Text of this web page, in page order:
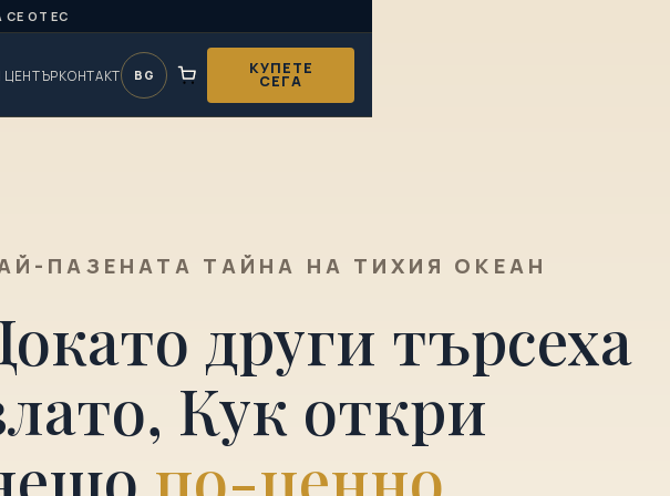
ОТ ЕС
КОНТАКТ BG КУПЕТЕ
СЕГА
ПАЗЕНАТА ТАЙНА НА ТИХИЯ ОКЕАН
други търсеха
Кук откри
по-ценно